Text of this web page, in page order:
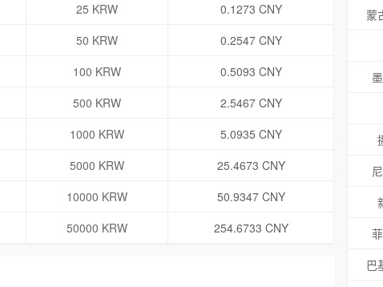
25 KRW
0.1273 CNY
50 KRW
0.2547 CNY
100 KRW
0.5093 CNY
500 KRW
2.5467 CNY
1000 KRW
5.0935 CNY
5000 KRW
25.4673 CNY
10000 KRW
50.9347 CNY
50000 KRW 254.6733 CNY
蒙
巴